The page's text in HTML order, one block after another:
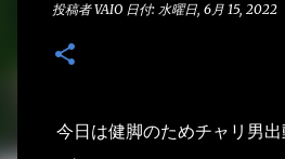
投稿者VAIO 日付: 水曜日, 6月 15, 2022
今日は健脚のためチャリ男